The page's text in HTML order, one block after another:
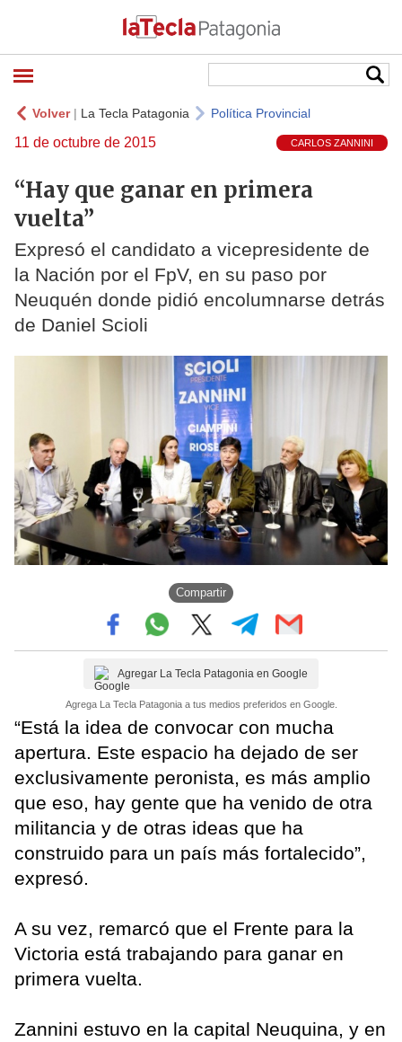
Volver| La Tecla Patagonia Política Provincial
11 de octubre de 2015 CARLOS ZANNINI
“Hay que ganar en primera
vuelta”
Expresó el candidato a vicepresidente de
la Nación por el FpV, en su paso por
Neuquén donde pidió encolumnarse detrás
de Daniel Scioli
Compartir
Agregar La Tecla Patagonia en Google
Agrega La Tecla Patagonia a tus medios preferidos en Google.
“Está la idea de convocar con mucha
apertura. Este espacio ha dejado de ser
exclusivamente peronista, es más amplio
que eso, hay gente que ha venido de otra
militancia y de otras ideas que ha
construido para un país más fortalecido”,
expresó.
A su vez, remarcó que el Frente para la
Victoria está trabajando para ganar en
primera vuelta.
Zannini estuvo en la capital Neuquina, y en